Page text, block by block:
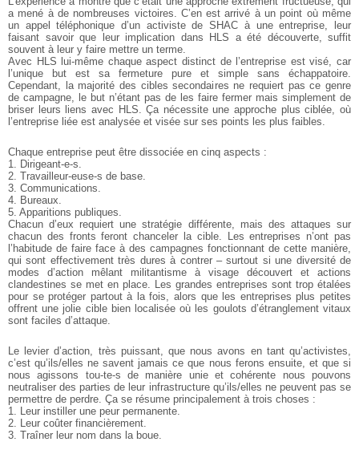
a mené à de nombreuses victoires. C’en est arrivé à un point où même
un appel téléphonique d’un activiste de SHAC à une entreprise, leur
faisant savoir que leur implication dans HLS a été découverte, suffit
souvent à leur y faire mettre un terme.
Avec HLS lui-même chaque aspect distinct de l’entreprise est visé, car
l’unique but est sa fermeture pure et simple sans échappatoire.
Cependant, la majorité des cibles secondaires ne requiert pas ce genre
de campagne, le but n’étant pas de les faire fermer mais simplement de
briser leurs liens avec HLS. Ça nécessite une approche plus ciblée, où
l’entreprise liée est analysée et visée sur ses points les plus faibles.
Chaque entreprise peut être dissociée en cinq aspects :
1. Dirigeant-e-s.
2. Travailleur-euse-s de base.
3. Communications.
4. Bureaux.
5. Apparitions publiques.
Chacun d’eux requiert une stratégie différente, mais des attaques sur
chacun des fronts feront chanceler la cible. Les entreprises n’ont pas
l’habitude de faire face à des campagnes fonctionnant de cette manière,
qui sont effectivement très dures à contrer – surtout si une diversité de
modes d’action mêlant militantisme à visage découvert et actions
clandestines se met en place. Les grandes entreprises sont trop étalées
pour se protéger partout à la fois, alors que les entreprises plus petites
offrent une jolie cible bien localisée où les goulots d’étranglement vitaux
sont faciles d’attaque.
Le levier d’action, très puissant, que nous avons en tant qu’activistes,
c’est qu’ils/elles ne savent jamais ce que nous ferons ensuite, et que si
nous agissons tou-te-s de manière unie et cohérente nous pouvons
neutraliser des parties de leur infrastructure qu’ils/elles ne peuvent pas se
permettre de perdre. Ça se résume principalement à trois choses :
1. Leur instiller une peur permanente.
2. Leur coûter financièrement.
3. Traîner leur nom dans la boue.